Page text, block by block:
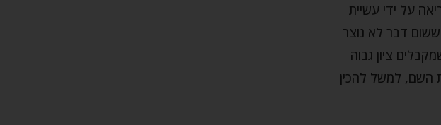
על ידי עשיית
דבר לא נוצר
ציון גבוה
השם, למשל להכין